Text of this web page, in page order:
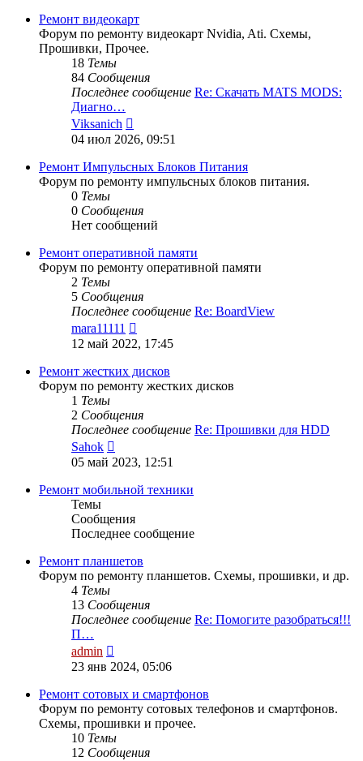
сообщению
Ремонт видеокарт
Форум по ремонту видеокарт Nvidia, Ati. Схемы,
Прошивки, Прочее.
18 Темы
84 Сообщения
Последнее сообщение Re: Скачать MATS MODS:
Диагно…
Viksanich
к
сообщению
04 июл 2026, 09:51
Ремонт Импульсных Блоков Питания
Форум по ремонту импульсных блоков питания.
0 Темы
0 Сообщения
Нет сообщений
Ремонт оперативной памяти
Форум по ремонту оперативной памяти
2 Темы
5 Сообщения
Последнее сообщение Re: BoardView
mara11111
к
сообщению
12 май 2022, 17:45
Ремонт жестких дисков
Форум по ремонту жестких дисков
1 Темы
2 Сообщения
Последнее сообщение Re: Прошивки для HDD
Sahok
к
сообщению
05 май 2023, 12:51
Ремонт мобильной техники
Темы
Сообщения
Последнее сообщение
Ремонт планшетов
Форум по ремонту планшетов. Схемы, прошивки, и др.
4 Темы
13 Сообщения
Последнее сообщение Re: Помогите разобраться!!!
П…
admin
к
сообщению
23 янв 2024, 05:06
Ремонт сотовых и смартфонов
Форум по ремонту сотовых телефонов и смартфонов.
Схемы, прошивки и прочее.
10 Темы
12 Сообщения